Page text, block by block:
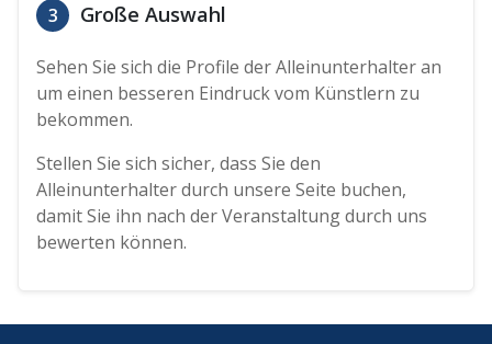
3 Große Auswahl
Sehen Sie sich die Profile der Alleinunterhalter an
um einen besseren Eindruck vom Künstlern zu
bekommen.
Stellen Sie sich sicher, dass Sie den
Alleinunterhalter durch unsere Seite buchen,
damit Sie ihn nach der Veranstaltung durch uns
bewerten können.